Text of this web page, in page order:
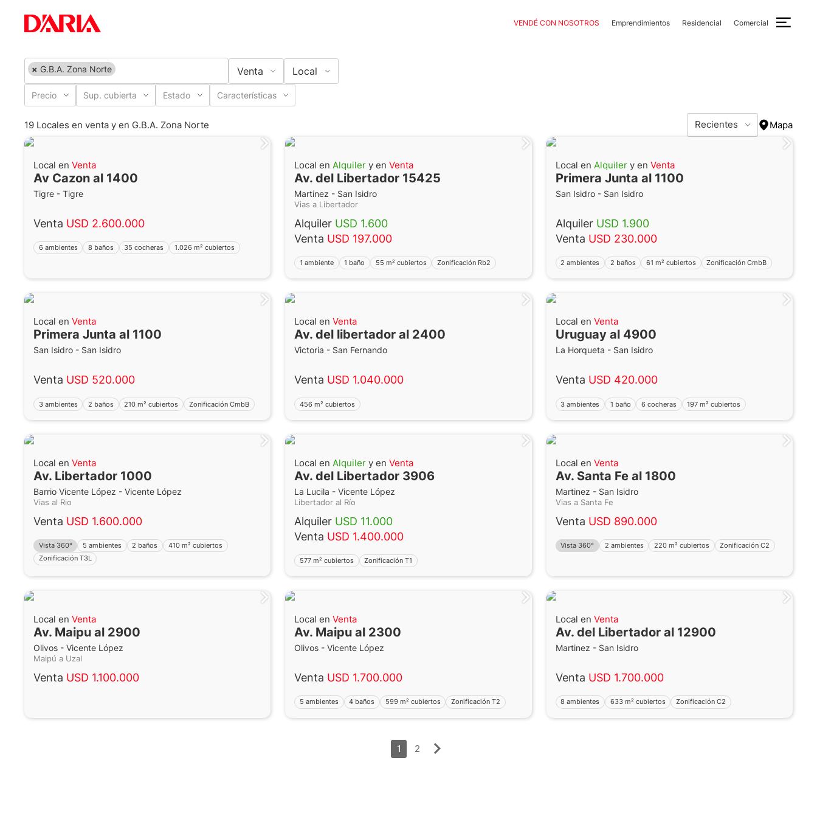
VENDÉ CON NOSOTROS Emprendimientos Residencial Comercial
× G.B.A. Zona Norte Venta Local
Precio Sup. cubierta Estado Características
19 Locales en venta y en G.B.A. Zona Norte Recientes Mapa
Local en Venta
Av Cazon al 1400
Tigre - Tigre
Venta USD 2.600.000
6 ambientes 8 baños 35 cocheras 1.026 m² cubiertos
Local enAlquiler y enVenta
Av. del Libertador 15425
Martinez - San Isidro
Vias a Libertador
Alquiler USD 1.600
Venta USD 197.000
1 ambiente 1 baño 55 m² cubiertos Zonificación Rb2
Local en Alquilery en Venta
Primera Junta al 1100
San Isidro - San Isidro
Alquiler USD 1.900
Venta USD 230.000
2 ambientes 2 baños 61 m² cubiertos Zonificación CmbB
Local en Venta
Primera Junta al 1100
San Isidro - San Isidro
Venta USD 520.000
3 ambientes 2 baños 210 m² cubiertos Zonificación CmbB
Local enVenta
Av. del libertador al 2400
Victoria - San Fernando
Venta USD 1.040.000
456 m² cubiertos
Local en Venta
Uruguay al 4900
La Horqueta - San Isidro
Venta USD 420.000
3 ambientes 1 baño 6 cocheras 197 m² cubiertos
Local en Venta
Av. Libertador 1000
Barrio Vicente López - Vicente López
Vias al Rio
Venta USD 1.600.000
Vista 360° 5 ambientes 2 baños
410 m² cubiertos
Zonificación T3L
Local enAlquiler y enVenta
Av. del Libertador 3906
La Lucila - Vicente López
Libertador al Río
Alquiler USD 11.000
Venta USD 1.400.000
577 m² cubiertos Zonificación T1
Local en Venta
Av. Santa Fe al 1800
Martinez - San Isidro
Vias a Santa Fe
Venta USD 890.000
Vista 360° 2 ambientes 220 m² cubiertos Zonificación C2
Local en Venta
Av. Maipu al 2900
Olivos - Vicente López
Maipú a Uzal
Venta USD 1.100.000
Local enVenta
Av. Maipu al 2300
Olivos - Vicente López
Venta USD 1.700.000
5 ambientes 4 baños 599 m² cubiertos Zonificación T2
Local en Venta
Av. del Libertador al 12900
Martinez - San Isidro
Venta USD 1.700.000
8 ambientes 633 m² cubiertos Zonificación C2
1 2